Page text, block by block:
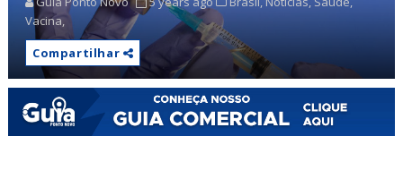
Vacina,
Compartilhar